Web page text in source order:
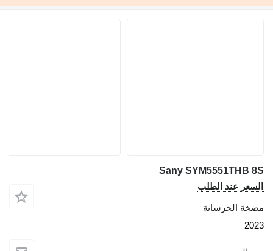
Sany SYM5551THB
عند الطلب
الخرسانة